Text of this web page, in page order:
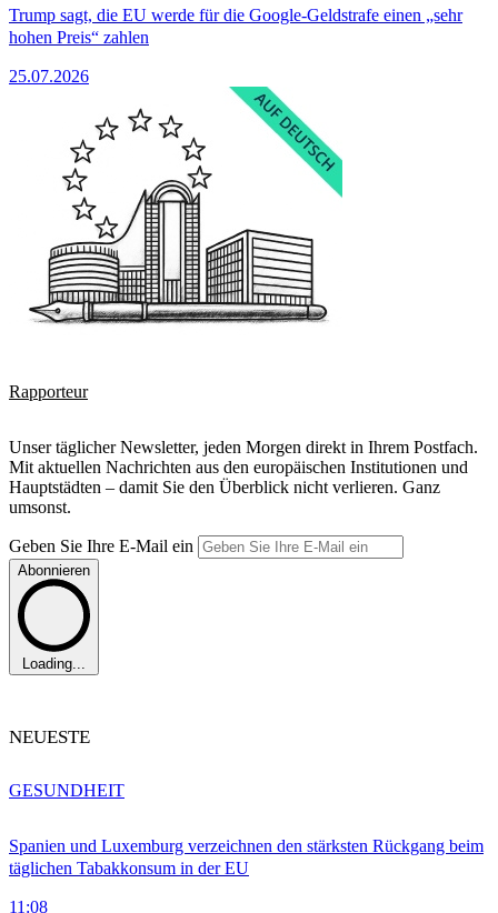
Trump sagt, die EU werde für die Google-Geldstrafe einen „sehr
hohen Preis“ zahlen
25.07.2026
Rapporteur
Unser täglicher Newsletter, jeden Morgen direkt in Ihrem Postfach.
Mit aktuellen Nachrichten aus den europäischen Institutionen und
Hauptstädten – damit Sie den Überblick nicht verlieren. Ganz
umsonst.
Geben Sie Ihre E-Mail ein
Abonnieren
Loading...
NEUESTE
Spanien und Luxemburg verzeichnen den stärksten Rückgang beim
täglichen Tabakkonsum in der EU
11:08
GESUNDHEIT